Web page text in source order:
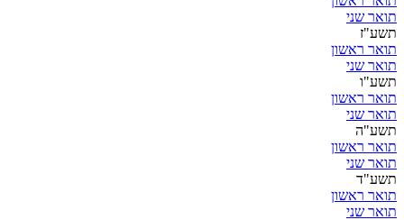
תואר שני
תשע"ז
תואר ראשון
תואר שני
תשע"ו
תואר ראשון
תואר שני
תשע"ה
תואר ראשון
תואר שני
תשע"ד
תואר ראשון
תואר שני